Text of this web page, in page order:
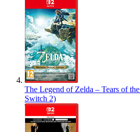
The Legend of Zelda – Tears of
Switch 2)